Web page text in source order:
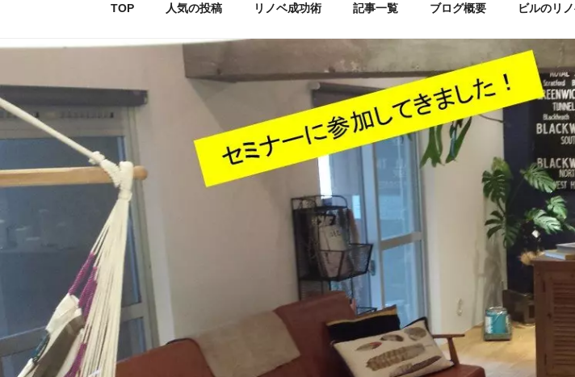
プ
TOP 人気の投稿 リノベ成功術 記事一覧 ブログ概要 ビルのリ